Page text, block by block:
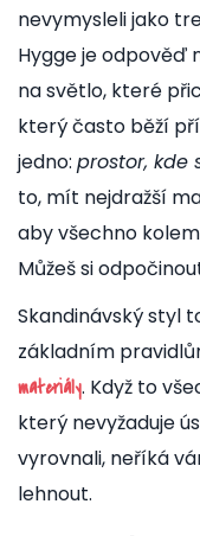
nevymysleli jako
Hygge je odpověď
na světlo, které
který často běží
jedno: prostor, kde
to, mít nejdražší
aby všechno
Můžeš si
Skandinávský styl
základním
materiály. Když to
který nevyžaduje
vyrovnali, neříká
lehnout.